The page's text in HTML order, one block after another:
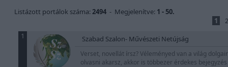
Listázott portálok száma:2494 - Megjelenítve: 1 - 50.
1
2
1
Szabad Szalon- Művészeti Netújság
Verset, novellát írsz? Véleményed van a világ
olvasni akarsz, akkor is többezer érdekes